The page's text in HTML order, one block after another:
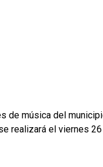
de música del
realizará el viernes